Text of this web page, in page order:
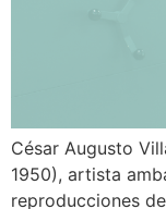
César Augusto
1950), artista
reproducciones